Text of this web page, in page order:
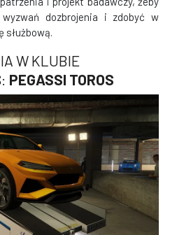
dozbrojenia i zdobyć w
służbową.
W KLUBIE
PEGASSI TOROS